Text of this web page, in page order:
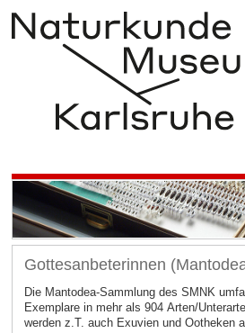
Gottesanbeterinnen
Die Mantodea-Sammlung des SMNK
Exemplare in mehr als 904 Arten/
werden z.T. auch Exuvien und Ootheken